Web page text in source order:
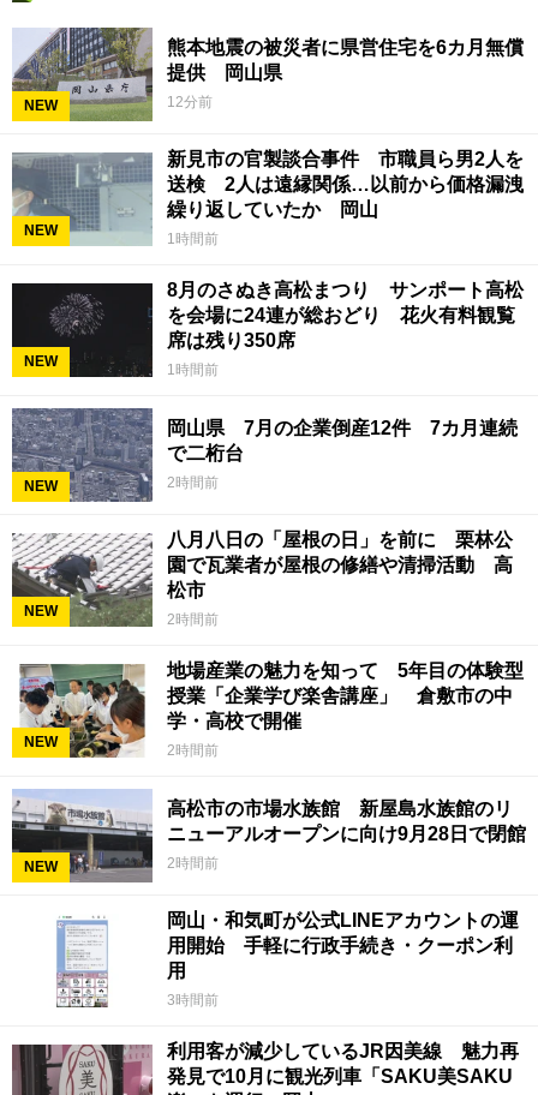
NEW
熊本地震の被災者に県営住宅を6カ月無償
提供 岡山県
12分前
NEW
新見市の官製談合事件 市職員ら男2人を
送検 2人は遠縁関係…以前から価格漏洩
繰り返していたか 岡山
1時間前
NEW
8月のさぬき高松まつり サンポート高松
を会場に24連が総おどり 花火有料観覧
席は残り350席
1時間前
NEW
岡山県 7月の企業倒産12件 7カ月連続
で二桁台
2時間前
NEW
八月八日の「屋根の日」を前に 栗林公
園で瓦業者が屋根の修繕や清掃活動 高
松市
2時間前
NEW
地場産業の魅力を知って 5年目の体験型
授業「企業学び楽舎講座」 倉敷市の中
学・高校で開催
2時間前
NEW
高松市の市場水族館 新屋島水族館のリ
ニューアルオープンに向け9月28日で閉館
2時間前
岡山・和気町が公式LINEアカウントの運
用開始 手軽に行政手続き・クーポン利
用
3時間前
利用客が減少しているJR因美線 魅力再
発見で10月に観光列車「SAKU美SAKU